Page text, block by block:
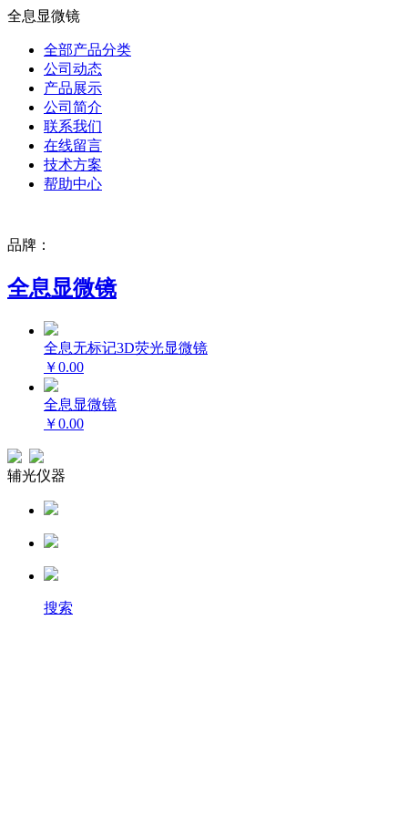
全息显微镜
全部产品分类
公司动态
产品展示
公司简介
联系我们
在线留言
技术方案
帮助中心
品牌：
全息显微镜
全息无标记3D荧光显微镜
￥0.00
全息显微镜
￥0.00
辅光仪器
搜索